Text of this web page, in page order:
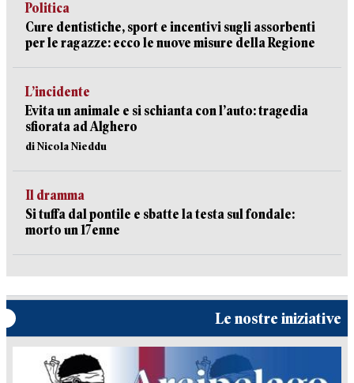
Politica
Cure dentistiche, sport e incentivi sugli assorbenti
per le ragazze: ecco le nuove misure della Regione
L’incidente
Evita un animale e si schianta con l’auto: tragedia
sfiorata ad Alghero
di Nicola Nieddu
Il dramma
Si tuffa dal pontile e sbatte la testa sul fondale:
morto un 17enne
Le nostre iniziative